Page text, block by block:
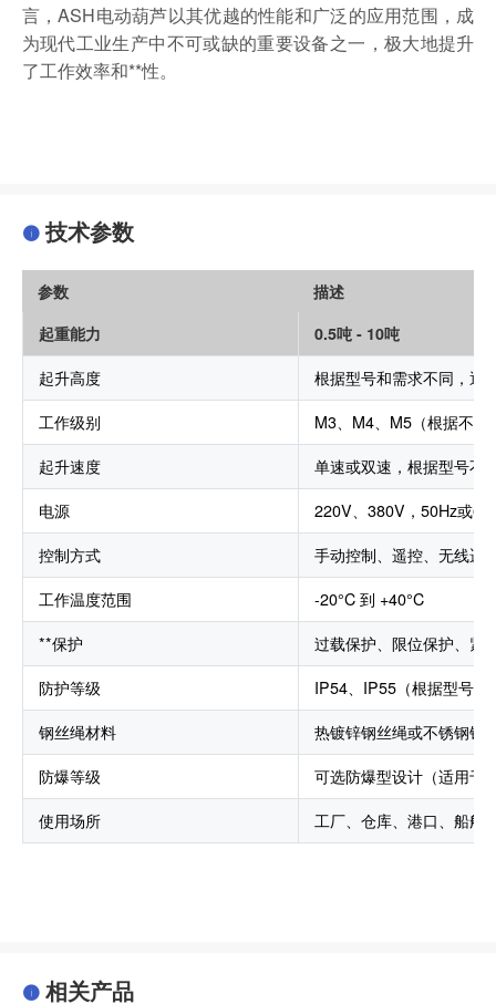
言，ASH电动葫芦以其优越的性能和广泛的应用范围，成
为现代工业生产中不可或缺的重要设备之一，极大地提升
了工作效率和**性。
技术参数
参数
描述
起重能力
0.5吨 - 10吨
起升高度
根据型号和需求不同，通
工作级别
M3、M4、M5（根据不同
起升速度
单速或双速，根据型号不
电源
220V、380V，50Hz或
控制方式
手动控制、遥控、无线遥
工作温度范围
-20°C 到 +40°C
**保护
过载保护、限位保护、紧
防护等级
IP54、IP55（根据型号和
钢丝绳材料
热镀锌钢丝绳或不锈钢钢
防爆等级
可选防爆型设计（适用于
使用场所
工厂、仓库、港口、船舶
相关产品